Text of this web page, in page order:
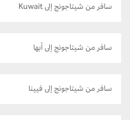
سافر من شيتاجونج إلى Kuwait
سافر من شيتاجونج إلى أبها
سافر من شيتاجونج إلى فيينا